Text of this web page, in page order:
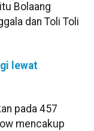
Bolaang
dan Toli Toli
lewat
pada 457
mencakup